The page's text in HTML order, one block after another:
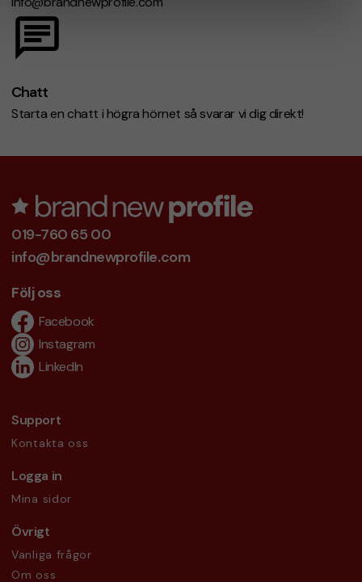
Chatt
Starta en chatt i högra hörnet så svarar vi dig direkt!
019-760 65 00
info@brandnewprofile.com
Följ oss
Facebook
Instagram
LinkedIn
Support
Kontakta oss
Logga in
Mina sidor
Övrigt
Vanliga frågor
Om oss